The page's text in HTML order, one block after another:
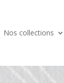
Nos collections